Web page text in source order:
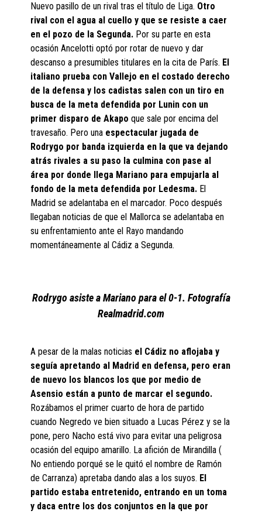
Nuevo pasillo de un rival tras el título de Liga. Otro
rival con el agua al cuello y que se resiste a caer
en el pozo de la Segunda. Por su parte en esta
ocasión Ancelotti optó por rotar de nuevo y dar
descanso a presumibles titulares en la cita de París. El
italiano prueba con Vallejo en el costado derecho
de la defensa y los cadistas salen con un tiro en
busca de la meta defendida por Lunin con un
primer disparo de Akapo que sale por encima del
travesaño. Pero una espectacular jugada de
Rodrygo por banda izquierda en la que va dejando
atrás rivales a su paso la culmina con pase al
área por donde llega Mariano para empujarla al
fondo de la meta defendida por Ledesma. El
Madrid se adelantaba en el marcador. Poco después
llegaban noticias de que el Mallorca se adelantaba en
su enfrentamiento ante el Rayo mandando
momentáneamente al Cádiz a Segunda.
Rodrygo asiste a Mariano para el 0-1. Fotografía
Realmadrid.com
A pesar de la malas noticias el Cádiz no aflojaba y
seguía apretando al Madrid en defensa, pero eran
de nuevo los blancos los que por medio de
Asensio están a punto de marcar el segundo.
Rozábamos el primer cuarto de hora de partido
cuando Negredo ve bien situado a Lucas Pérez y se la
pone, pero Nacho está vivo para evitar una peligrosa
ocasión del equipo amarillo. La afición de Mirandilla (
No entiendo porqué se le quitó el nombre de Ramón
de Carranza) apretaba dando alas a los suyos. El
partido estaba entretenido, entrando en un toma
y daca entre los dos conjuntos en la que por